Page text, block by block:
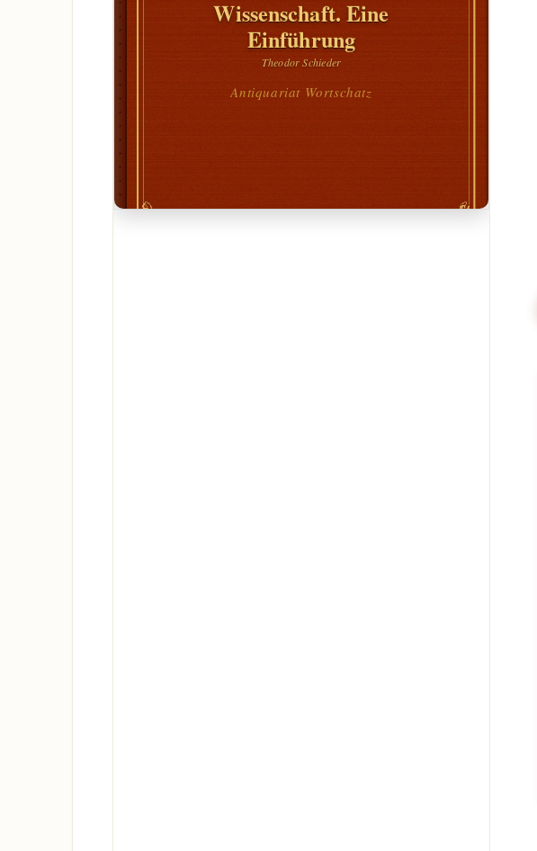
Wissenschaft. Eine
Einführung
Theodor Schieder
Antiquariat Wortschatz